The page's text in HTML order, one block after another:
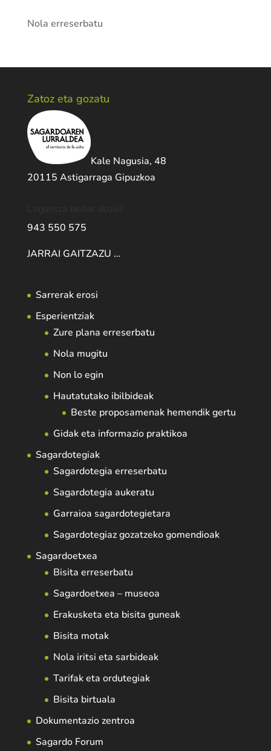
Nola erreserbatu
Zatoz eta gozatu
Kale Nagusia, 48
20115 Astigarraga Gipuzkoa
943 550 575
JARRAI GAITZAZU …
Sarrerak erosi
Esperientziak
Zure plana erreserbatu
Nola mugitu
Non lo egin
Hautatutako ibilbideak
Beste proposamenak hemendik gertu
Gidak eta informazio praktikoa
Sagardotegiak
Sagardotegia erreserbatu
Sagardotegia aukeratu
Garraioa sagardotegietara
Sagardotegiaz gozatzeko gomendioak
Sagardoetxea
Bisita erreserbatu
Sagardoetxea – museoa
Erakusketa eta bisita guneak
Bisita motak
Nola iritsi eta sarbideak
Tarifak eta ordutegiak
Bisita birtuala
Dokumentazio zentroa
Sagardo Forum